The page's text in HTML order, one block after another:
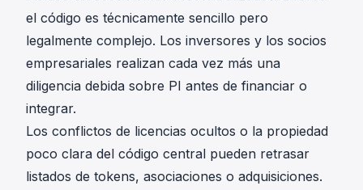
el código es técnicamente sencillo pero
legalmente complejo. Los inversores y los socios
empresariales realizan cada vez más una
diligencia debida sobre PI antes de financiar o
integrar.
Los conflictos de licencias ocultos o la propiedad
poco clara del código central pueden retrasar
listados de tokens, asociaciones o adquisiciones.